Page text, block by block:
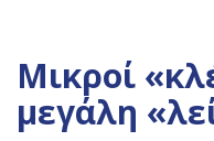
Μικροί
μεγάλη